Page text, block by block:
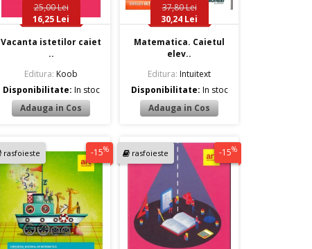
25,00 Lei
16,25 Lei
Vacanta istetilor caiet
..
Editura: Koob
Disponibilitate: In stoc
37,80 Lei
30,24 Lei
Matematica. Caietul
elev..
Editura: Intuitext
Disponibilitate: In stoc
rasfoieste -15% rasfoieste -15%